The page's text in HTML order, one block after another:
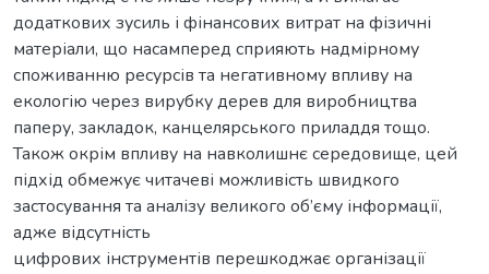
додаткових зусиль і фінансових витрат на фізичні
матеріали, що насамперед сприяють надмірному
споживанню ресурсів та негативному впливу на
екологію через вирубку дерев для виробництва
паперу, закладок, канцелярського приладдя тощо.
Також окрім впливу на навколишнє середовище, цей
підхід обмежує читачеві можливість швидкого
застосування та аналізу великого об’єму інформації,
адже відсутність
цифрових інструментів перешкоджає організації